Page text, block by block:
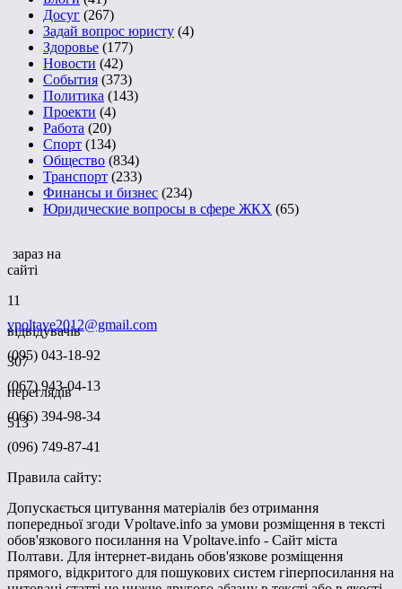
Досуг (267)
Задай вопрос юристу (4)
Здоровье (177)
Новости (42)
События (373)
Политика (143)
Проекти (4)
Работа (20)
Спорт (134)
Общество (834)
Транспорт (233)
Финансы и бизнес (234)
Юридические вопросы в сфере ЖКХ (65)
зараз на
сайті
11
відвідувачів
307
переглядів
513
vpoltave2012@gmail.com
(095) 043-18-92
(067) 943-04-13
(066) 394-98-34
(096) 749-87-41
Правила сайту:
Допускається цитування матеріалів без отримання
попередньої згоди Vpoltave.info за умови розміщення в тексті
обов'язкового посилання на Vpoltave.info - Сайт міста
Полтави. Для інтернет-видань обов'язкове розміщення
прямого, відкритого для пошукових систем гіперпосилання на